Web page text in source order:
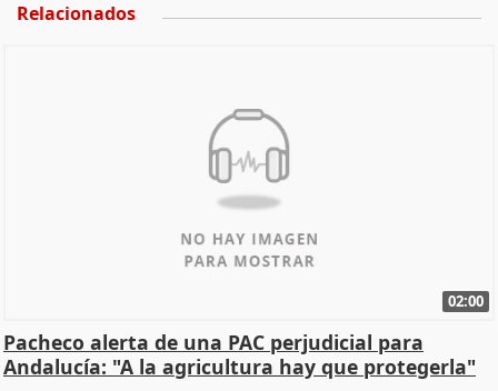
Relacionados
02:00
Pacheco alerta de una PAC perjudicial para
Andalucía: "A la agricultura hay que protegerla"